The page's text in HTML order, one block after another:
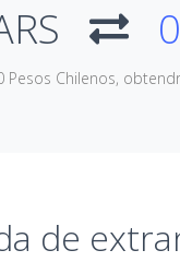
0
Pesos Chilenos,
de